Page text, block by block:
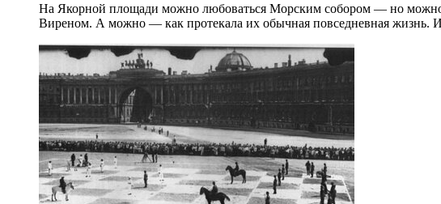
На Якорной площади можно любоваться Морским собором — но можно
Виреном. А можно — как протекала их обычная повседневная жизнь.